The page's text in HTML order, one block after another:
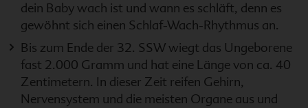
dein Baby wach ist und wann es schläft, denn es
gewöhnt sich einen Schlaf-Wach-Rhythmus an.
Bis zum Ende der 32. SSW wiegt das Ungeborene
fast 2.000 Gramm und hat eine Länge von ca. 40
Zentimetern. In dieser Zeit reifen Gehirn,
Nervensystem und die meisten Organe aus und